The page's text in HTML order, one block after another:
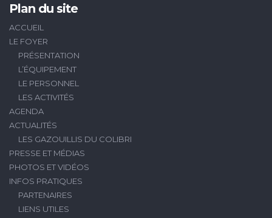
Plan du site
ACCUEIL
LE FOYER
PRÉSENTATION
L’ÉQUIPEMENT
LE PERSONNEL
LES ACTIVITÉS
AGENDA
ACTUALITÉS
LES GAZOUILLIS DU COLIBRI
PRESSE ET MÉDIAS
PHOTOS ET VIDÉOS
INFOS PRATIQUES
PARTENAIRES
LIENS UTILES